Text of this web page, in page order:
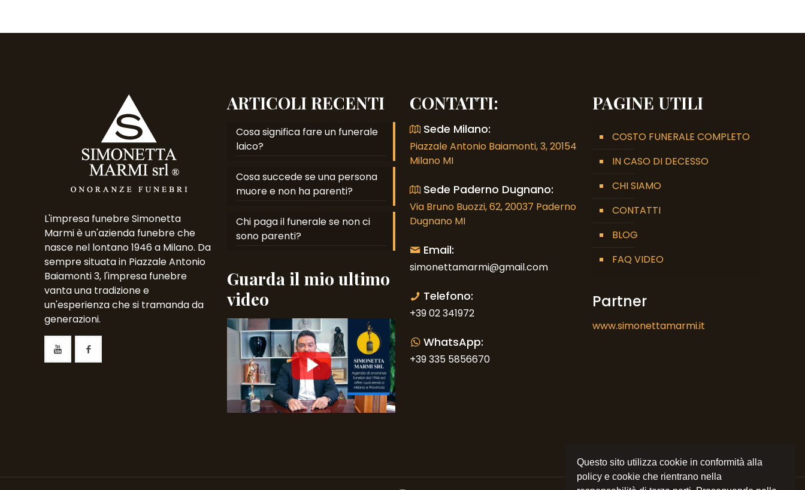
Questo sito utilizza cookie in conformità alla
policy e cookie che rientrano nella
L'impresa funebre Simonetta
Marmi è un'azienda funebre che
nasce nel lontano 1946 a Milano. Da
sempre situata in Piazzale Antonio
Baiamonti 3, l'impresa funebre
vanta una tradizione e
un'esperienza che si tramanda da
generazioni.
ARTICOLI RECENTI
Cosa significa fare un funerale
laico?
Cosa succede se una persona
muore e non ha parenti?
Chi paga il funerale se non ci
sono parenti?
Guarda il mio ultimo
video
CONTATTI:
Sede Milano:
Piazzale Antonio Baiamonti, 3, 20154
Milano MI
Sede Paderno Dugnano:
Via Bruno Buozzi, 62, 20037 Paderno
Dugnano MI
Email:
simonettamarmi@gmail.com
Telefono:
+39 02 341972
WhatsApp:
+39 335 5856670
PAGINE UTILI
COSTO FUNERALE COMPLETO
IN CASO DI DECESSO
CHI SIAMO
CONTATTI
BLOG
FAQ VIDEO
Partner
www.simonettamarmi.it